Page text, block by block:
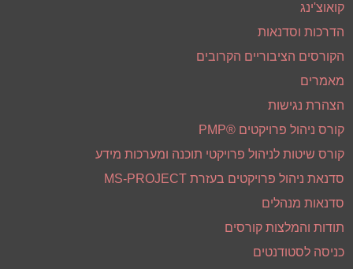
קואוצ'ינג
הדרכות וסדנאות
הקורסים הציבוריים הקרובים
מאמרים
הצהרת נגישות
קורס ניהול פרויקטים ®PMP
קורס שיטות לניהול פרויקטי תוכנה ומערכות מידע
סדנאת ניהול פרויקטים בעזרת MS-PROJECT
סדנאות מנהלים
תודות והמלצות קורסים
כניסה לסטודנטים